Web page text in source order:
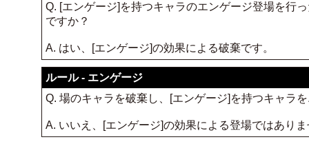
Q. [エンゲージ]を持つキャラのエンゲージ登場を行
ですか？
A. はい、[エンゲージ]の効果による破棄です。
ルール - エンゲージ
Q. 場のキャラを破棄し、[エンゲージ]を持つキャラ
A. いいえ、[エンゲージ]の効果による登場ではあり